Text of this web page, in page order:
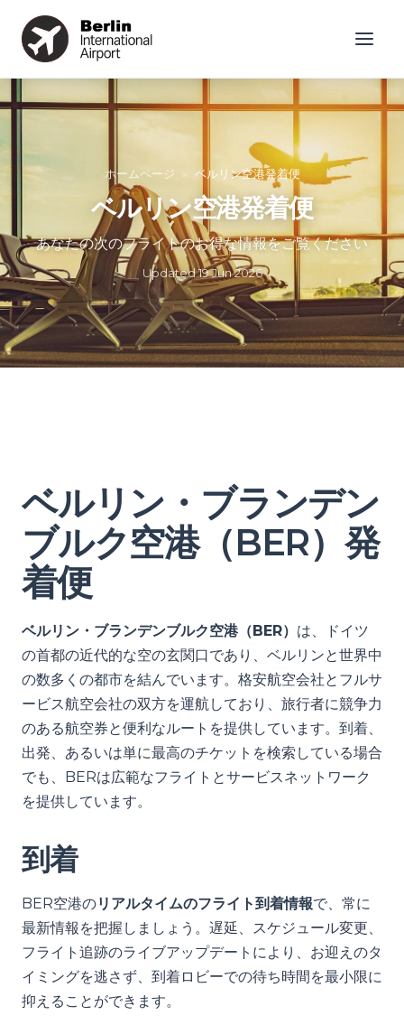
ホームページ » ベルリン空港発着便
ベルリン空港発着便
あなたの次のフライトのお得な情報をご覧ください
Updated19 Jun 2026
ベルリン・ブランデン
ブルク空港（BER）発
着便
ベルリン・ブランデンブルク空港（BER） は、ドイツ
の首都の近代的な空の玄関口であり、ベルリンと世界中
の数多くの都市を結んでいます。格安航空会社とフルサ
ービス航空会社の双方を運航しており、旅行者に競争力
のある航空券と便利なルートを提供しています。到着、
出発、あるいは単に最高のチケットを検索している場合
でも、BERは広範なフライトとサービスネットワーク
を提供しています。
到着
BER空港のリアルタイムのフライト到着情報で、常に
最新情報を把握しましょう。遅延、スケジュール変更、
フライト追跡のライブアップデートにより、お迎えのタ
イミングを逃さず、到着ロビーでの待ち時間を最小限に
抑えることができます。